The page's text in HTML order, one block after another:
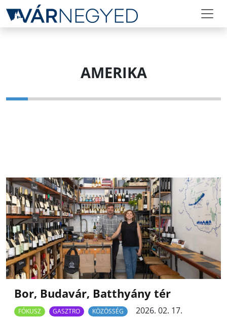
AMERIKA
Bor, Budavár, Batthyány tér
FÓKUSZ GASZTRO KÖZÖSSÉG
2026. 02. 17.